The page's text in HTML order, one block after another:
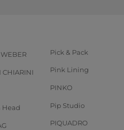
WEBER
CHIARINI
Head
Pick & Pack
Pink Lining
PINKO
Pip Studio
PIQUADRO